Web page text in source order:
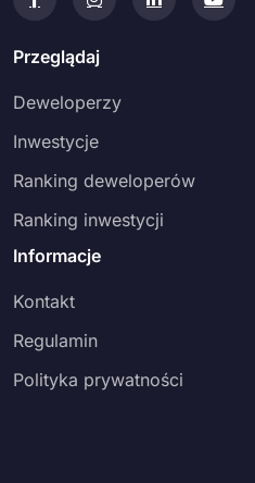
Przeglądaj
Deweloperzy
Inwestycje
Ranking deweloperów
Ranking inwestycji
Informacje
Kontakt
Regulamin
Polityka prywatności